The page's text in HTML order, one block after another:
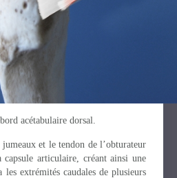
acétabulaire dorsal.
jumeaux et le tendon de l’obturateur
capsule articulaire, créant ainsi une
les extrémités caudales de plusieurs